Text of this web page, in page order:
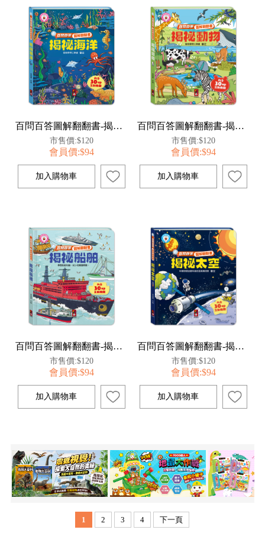
百問百答圖解翻翻書-揭祕海洋
市售價:$120
會員價:$94
百問百答圖解翻翻書-揭祕動物
市售價:$120
會員價:$94
百問百答圖解翻翻書-揭祕船舶
市售價:$120
會員價:$94
百問百答圖解翻翻書-揭祕太空
市售價:$120
會員價:$94
1 2 3 4 下一頁